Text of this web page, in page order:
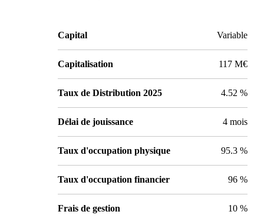
Capital Variable
Capitalisation 117 M€
Taux de Distribution 2025 4.52 %
Délai de jouissance 4 mois
Taux d'occupation physique 95.3 %
Taux d'occupation financier 96 %
Frais de gestion 10 %